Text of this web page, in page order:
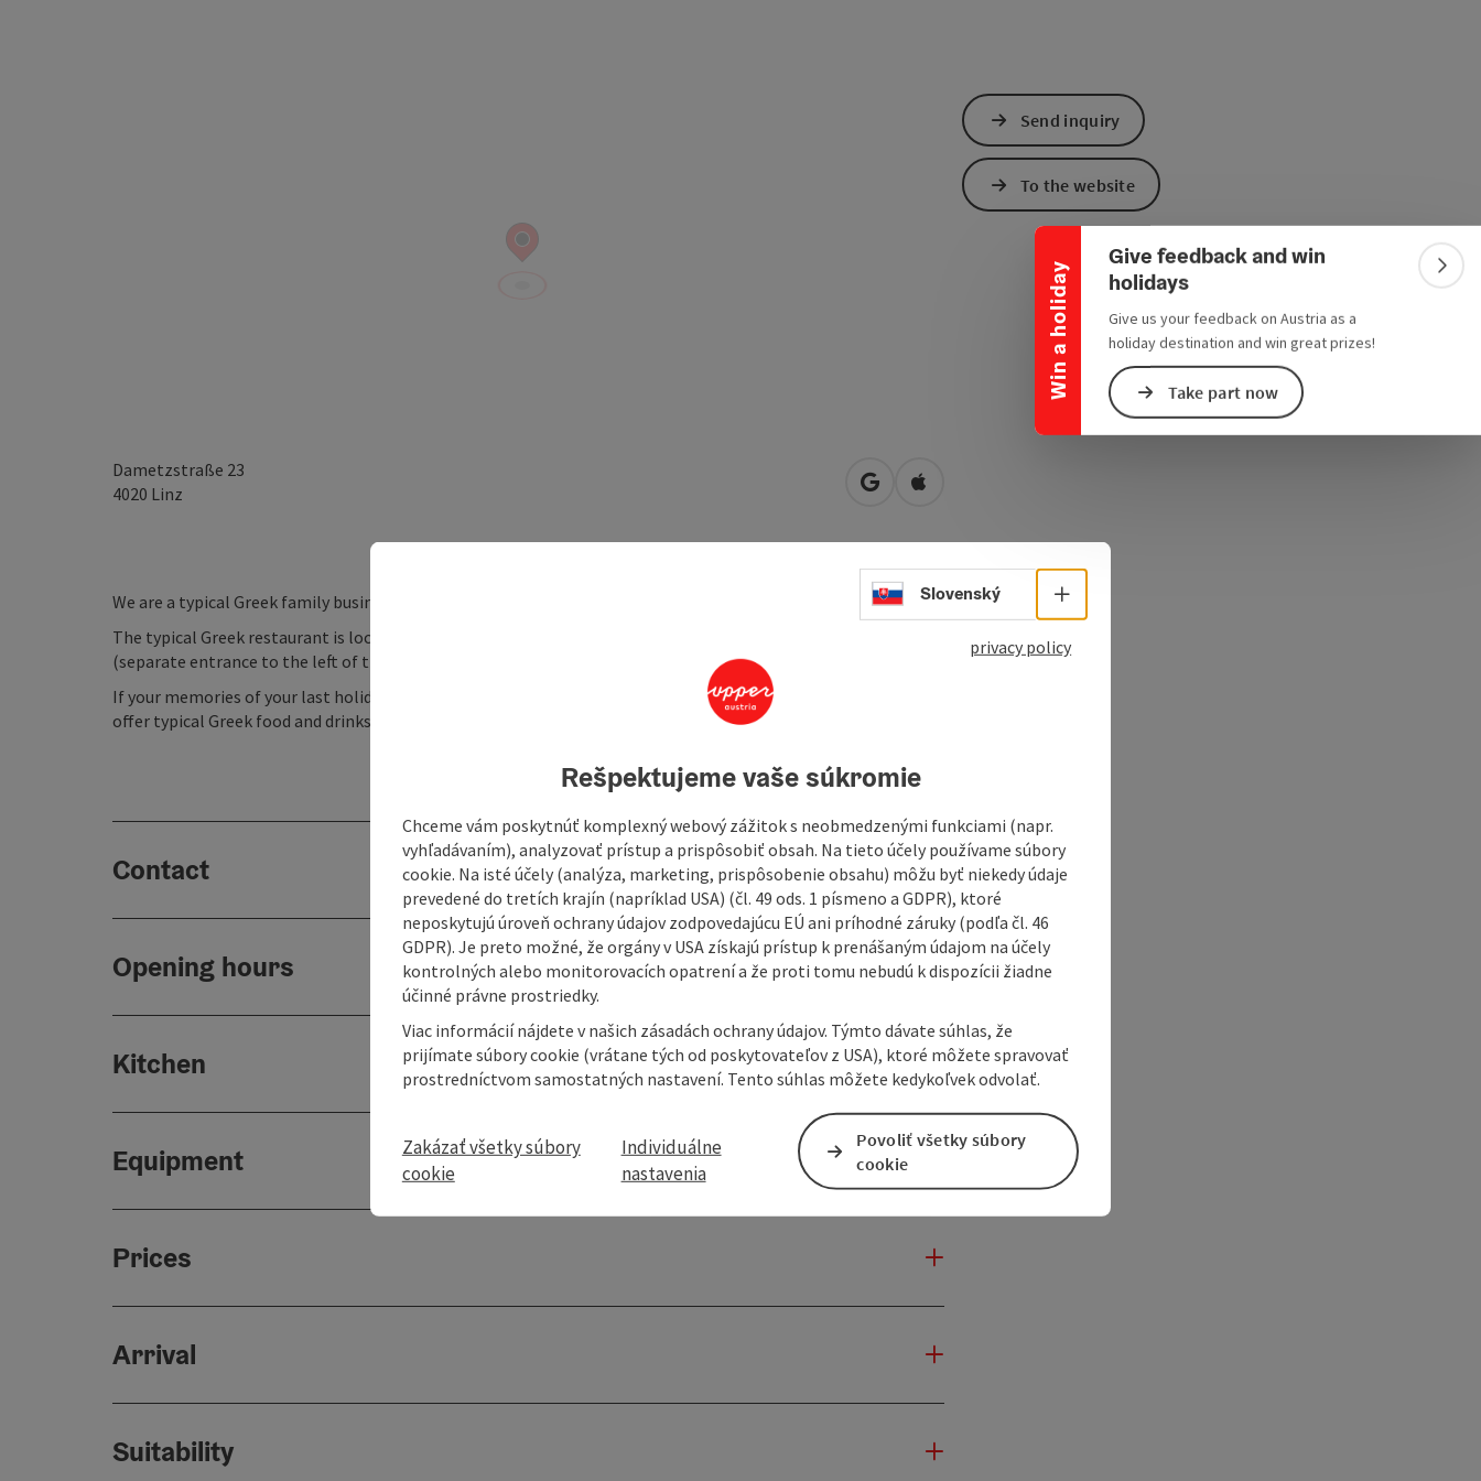
Win a holiday
Collapse banner
Give feedback and win
holidays
Give us your feedback on Austria as a
holiday destination and win great prizes!
Take part now
Dametzstraße 23
4020 Linz open in Google Maps
Open in Apple Maps
We are a typical Greek family business with a pleasant atmosphere and traditional Greek cuisine.
The typical Greek restaurant is located in the centre of Linz in the Nordico Stadtmuseum Linz building
(separate entrance to the left of the main entrance).
If your memories of your last holiday in Greece have already faded, then come and visit us and refresh them. We
offer typical Greek food and drinks in a Greek atmosphere with live music and dancing (see "Events" for dates).
Contact
Opening hours
Kitchen
Equipment
Prices
Arrival
Suitability
Send inquiry
To the website
Select language - Open menu
Slovenský
privacy policy
Rešpektujeme vaše súkromie
Chceme vám poskytnúť komplexný webový zážitok s neobmedzenými funkciami (napr.
vyhľadávaním), analyzovať prístup a prispôsobiť obsah. Na tieto účely používame súbory
cookie. Na isté účely (analýza, marketing, prispôsobenie obsahu) môžu byť niekedy údaje
prevedené do tretích krajín (napríklad USA) (čl. 49 ods. 1 písmeno a GDPR), ktoré
neposkytujú úroveň ochrany údajov zodpovedajúcu EÚ ani príhodné záruky (podľa čl. 46
GDPR). Je preto možné, že orgány v USA získajú prístup k prenášaným údajom na účely
kontrolných alebo monitorovacích opatrení a že proti tomu nebudú k dispozícii žiadne
účinné právne prostriedky.
Viac informácií nájdete v našich zásadách ochrany údajov. Týmto dávate súhlas, že
prijímate súbory cookie (vrátane tých od poskytovateľov z USA), ktoré môžete spravovať
prostredníctvom samostatných nastavení. Tento súhlas môžete kedykoľvek odvolať.
Zakázať všetky súbory
cookie
Individuálne
nastavenia
Povoliť všetky súbory
cookie